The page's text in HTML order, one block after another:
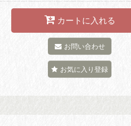
カートに入れる
お問い合わせ
お気に入り登録